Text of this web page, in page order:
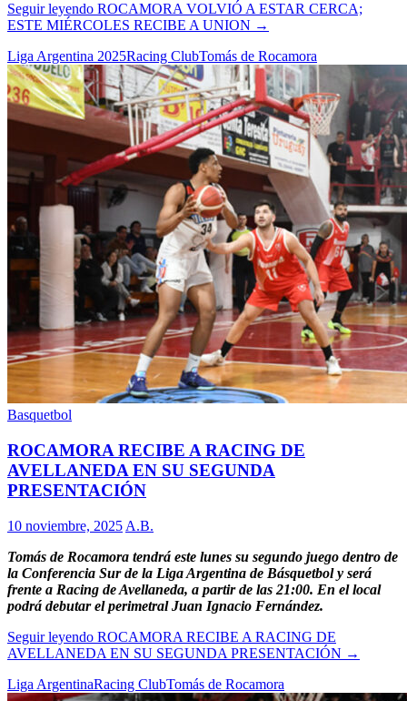
Seguir leyendo ROCAMORA VOLVIÓ A ESTAR CERCA;
ESTE MIÉRCOLES RECIBE A UNION →
Liga Argentina 2025Racing ClubTomás de Rocamora
Basquetbol
ROCAMORA RECIBE A RACING DE
AVELLANEDA EN SU SEGUNDA
PRESENTACIÓN
10 noviembre, 2025 A.B.
Tomás de Rocamora tendrá este lunes su segundo juego dentro de
la Conferencia Sur de la Liga Argentina de Básquetbol y será
frente a Racing de Avellaneda, a partir de las 21:00. En el local
podrá debutar el perimetral Juan Ignacio Fernández.
Seguir leyendo ROCAMORA RECIBE A RACING DE
AVELLANEDA EN SU SEGUNDA PRESENTACIÓN →
Liga ArgentinaRacing ClubTomás de Rocamora